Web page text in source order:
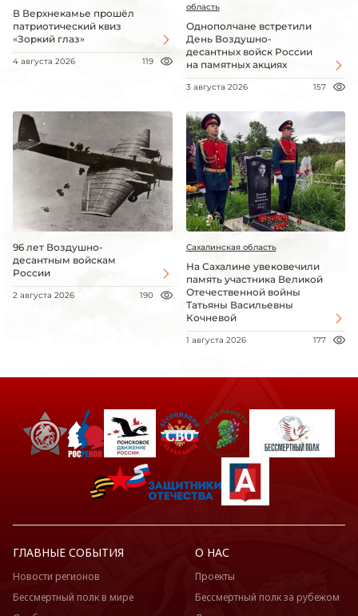
В Верхнекамье прошёл
патриотический квиз
«Зоркий глаз»
4 августа 2026 119
область
Однополчане встретили
День Воздушно-
десантных войск России
на памятных акциях
3 августа 2026 157
96 лет Воздушно-
десантным войскам
России
2 августа 2026 190
Сахалинская область
На Сахалине увековечили
память участника Великой
Отечественной войны
Татьяны Васильевны
Кочневой
1 августа 2026 177
ГЛАВНЫЕ СОБЫТИЯ
Новости регионов
Бессмертный полк в мире
О НАС
Проекты
Бессмертный полк за рубежом